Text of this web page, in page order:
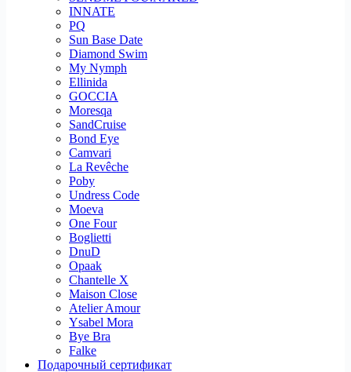
INNATE
PQ
Sun Base Date
Diamond Swim
My Nymph
Ellinida
GOCCIA
Moresqa
SandCruise
Bond Eye
Camvari
La Revêche
Poby
Undress Code
Moeva
One Four
Boglietti
DnuD
Opaak
Chantelle X
Maison Close
Atelier Amour
Ysabel Mora
Bye Bra
Falke
Подарочный сертификат